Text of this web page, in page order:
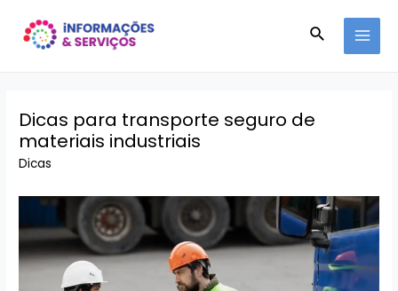
para
Pesquisar
Dicas para transporte seguro de
materiais industriais
Dicas